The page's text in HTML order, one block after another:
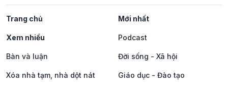
Trang chủ Mới nhất
Xem nhiều Podcast
Bàn và luận Đời sống - Xã hội
Xóa nhà tạm, nhà dột nát Giáo dục - Đào tạo